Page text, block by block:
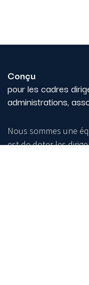
Conçu
pour les cadres
administrations,
Nous sommes une
est de doter les